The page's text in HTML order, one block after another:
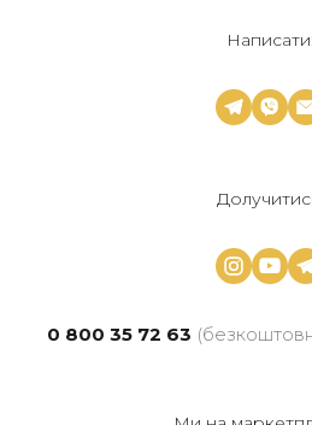
Написати:
0 800 35 72 63